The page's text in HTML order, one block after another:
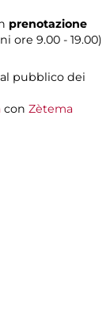
prenotazione
ore 9.00 - 19.00)
pubblico dei
con Zètema